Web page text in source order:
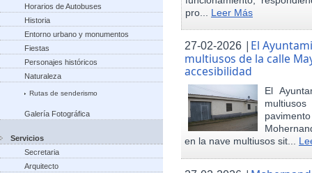
Horarios de Autobuses
Historia
Entorno urbano y monumentos
Fiestas
Personajes históricos
Naturaleza
Rutas de senderismo
Galería Fotográfica
Servicios
Secretaria
Arquitecto
pro... Leer Más
27-02-2026 | El
multiusos de la calle
accesibilidad
El
en la nave multiusos sit...